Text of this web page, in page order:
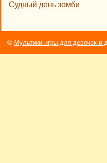
Судный день зомби
© Мультики игры для девочек и